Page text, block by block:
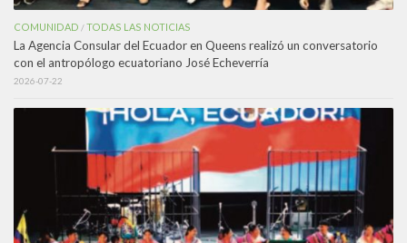
COMUNIDAD /TODAS LAS NOTICIAS
La Agencia Consular del Ecuador en Queens realizó un conversatorio
con el antropólogo ecuatoriano José Echeverría
2026-07-22